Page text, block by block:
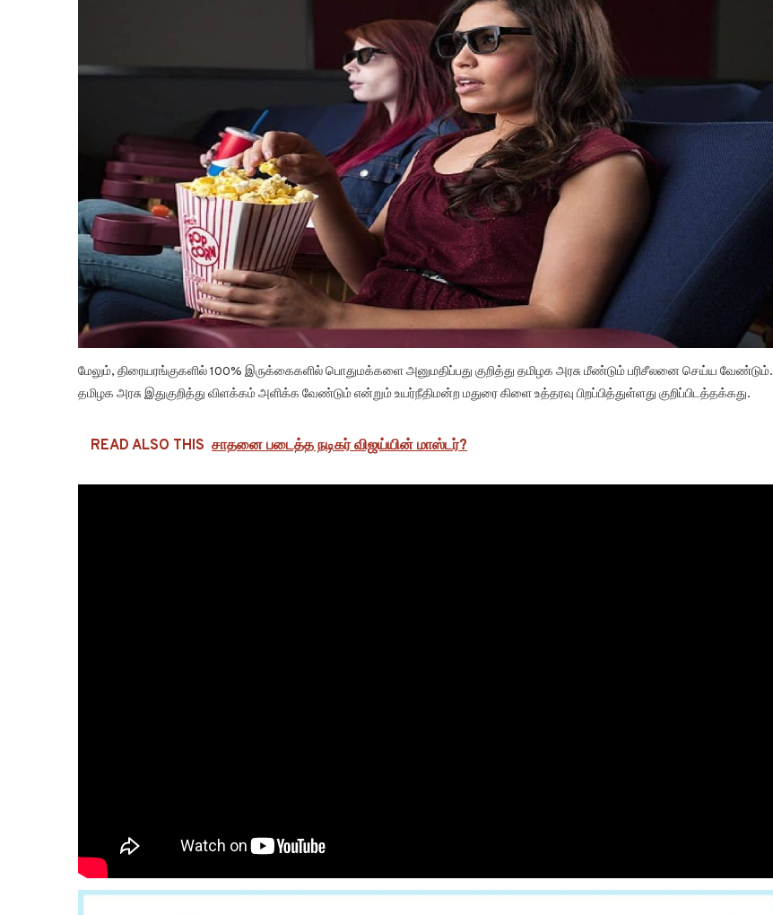
மேலும், திரையரங்குகளில் 100% இருக்கைகளில் பொதுமக்களை அனுமதிப்பது குறித்து தமிழக அரசு மீண்டும் பரிசீலனை செய்ய வேண்டும்.
தமிழக அரசு இதுகுறித்து விளக்கம் அளிக்க வேண்டும் என்றும் உயர்நீதிமன்ற மதுரை கிளை உத்தரவு பிறப்பித்துள்ளது குறிப்பிடத்தக்கது.
READ ALSO THIS சாதனை படைத்த நடிகர் விஜய்யின் மாஸ்டர்?